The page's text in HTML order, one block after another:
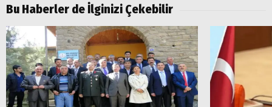
Bu Haberler de İlginizi Çekebilir